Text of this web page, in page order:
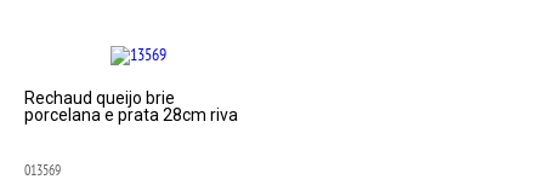
Rechaud queijo brie
porcelana e prata 28cm riva
013569